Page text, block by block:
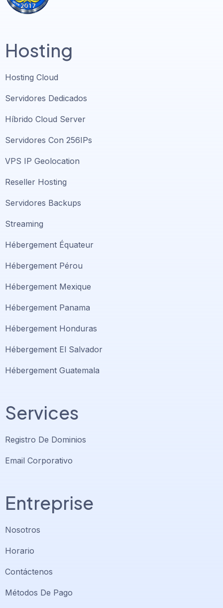
Hosting
Hosting Cloud
Servidores Dedicados
Híbrido Cloud Server
Servidores Con 256IPs
VPS IP Geolocation
Reseller Hosting
Servidores Backups
Streaming
Hébergement Équateur
Hébergement Pérou
Hébergement Mexique
Hébergement Panama
Hébergement Honduras
Hébergement El Salvador
Hébergement Guatemala
Services
Registro De Dominios
Email Corporativo
Entreprise
Nosotros
Horario
Contáctenos
Métodos De Pago